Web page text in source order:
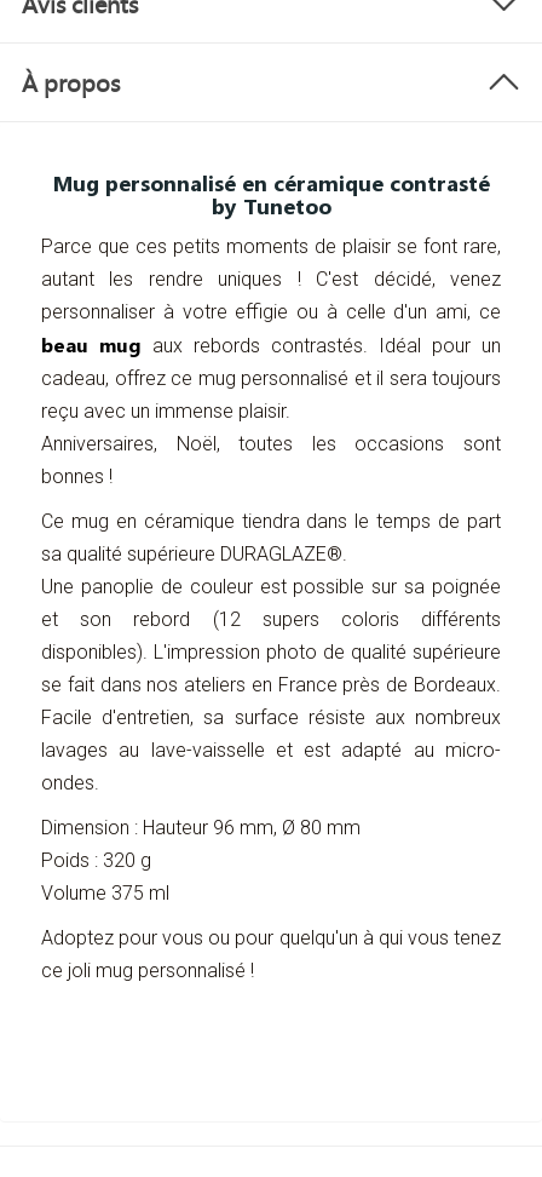
À propos
Mug personnalisé en céramique contrasté
by Tunetoo
Parce que ces petits moments de plaisir se font rare,
autant les rendre uniques ! C'est décidé, venez
personnaliser à votre effigie ou à celle d'un ami, ce
beau mug aux rebords contrastés. Idéal pour un
cadeau, offrez ce mug personnalisé et il sera toujours
reçu avec un immense plaisir.
Anniversaires, Noël, toutes les occasions sont
bonnes !
Ce mug en céramique tiendra dans le temps de part
sa qualité supérieure DURAGLAZE®.
Une panoplie de couleur est possible sur sa poignée
et son rebord (12 supers coloris différents
disponibles). L'impression photo de qualité supérieure
se fait dans nos ateliers en France près de Bordeaux.
Facile d'entretien, sa surface résiste aux nombreux
lavages au lave-vaisselle et est adapté au micro-
ondes.
Dimension : Hauteur 96 mm, Ø 80 mm
Poids : 320 g
Volume 375 ml
Adoptez pour vous ou pour quelqu'un à qui vous tenez
ce joli mug personnalisé !